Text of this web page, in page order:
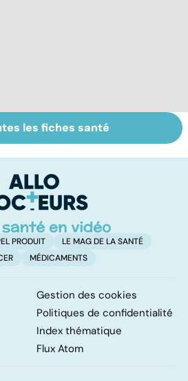
Don de gamètes :
le pour et le
levée de
l'anonymat
les fiches santé
PRODUIT
LE MAG DE LA SANTÉ
MÉDICAMENTS
Gestion des cookies
Politiques de confidentialité
Index thématique
Flux Atom